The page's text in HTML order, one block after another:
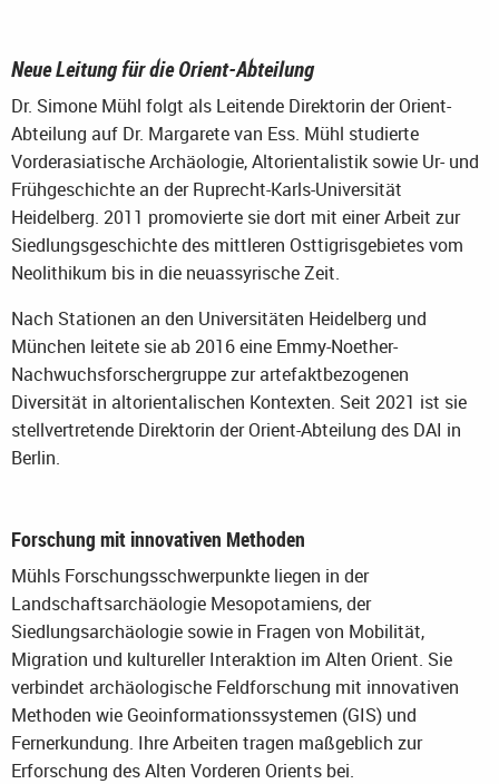
Neue Leitung für die Orient-Abteilung
Dr. Simone Mühl folgt als Leitende Direktorin der Orient-
Abteilung auf Dr. Margarete van Ess. Mühl studierte
Vorderasiatische Archäologie, Altorientalistik sowie Ur- und
Frühgeschichte an der Ruprecht-Karls-Universität
Heidelberg. 2011 promovierte sie dort mit einer Arbeit zur
Siedlungsgeschichte des mittleren Osttigrisgebietes vom
Neolithikum bis in die neuassyrische Zeit.
Nach Stationen an den Universitäten Heidelberg und
München leitete sie ab 2016 eine Emmy-Noether-
Nachwuchsforschergruppe zur artefaktbezogenen
Diversität in altorientalischen Kontexten. Seit 2021 ist sie
stellvertretende Direktorin der Orient-Abteilung des DAI in
Berlin.
Forschung mit innovativen Methoden
Mühls Forschungsschwerpunkte liegen in der
Landschaftsarchäologie Mesopotamiens, der
Siedlungsarchäologie sowie in Fragen von Mobilität,
Migration und kultureller Interaktion im Alten Orient. Sie
verbindet archäologische Feldforschung mit innovativen
Methoden wie Geoinformationssystemen (GIS) und
Fernerkundung. Ihre Arbeiten tragen maßgeblich zur
Erforschung des Alten Vorderen Orients bei.